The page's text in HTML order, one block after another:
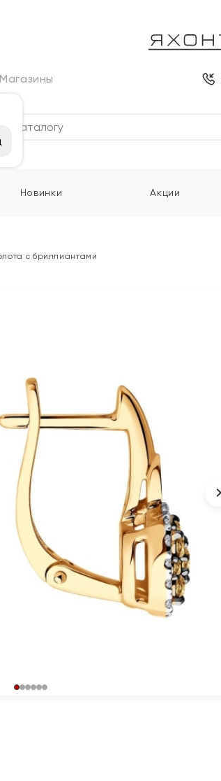
Магазины
Новинки Акции
с бриллиантами